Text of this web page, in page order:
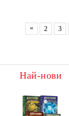
«
2 3
Най-нови